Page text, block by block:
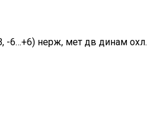
6…+6) нерж, мет дв динам охл.